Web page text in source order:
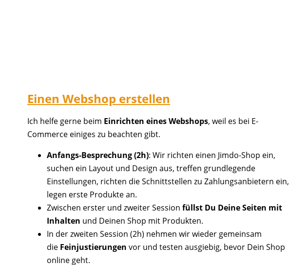
Einen Webshop erstellen
Ich helfe gerne beim Einrichten eines Webshops, weil es bei E-
Commerce einiges zu beachten gibt.
Anfangs-Besprechung (2h): Wir richten einen Jimdo-Shop ein,
suchen ein Layout und Design aus, treffen grundlegende
Einstellungen, richten die Schnittstellen zu Zahlungsanbietern ein,
legen erste Produkte an.
Zwischen erster und zweiter Session füllst Du Deine Seiten mit
Inhalten und Deinen Shop mit Produkten.
In der zweiten Session (2h) nehmen wir wieder gemeinsam
die Feinjustierungen vor und testen ausgiebig, bevor Dein Shop
online geht.